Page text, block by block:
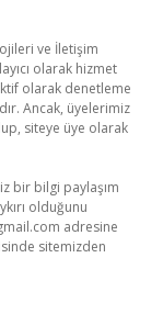
ve İletişim
olarak hizmet
olarak denetleme
Ancak, üyelerimiz
siteye üye olarak
bir bilgi paylaşım
olduğunu
adresine
sitemizden